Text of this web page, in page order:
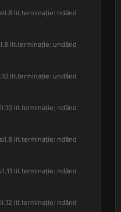
8 lit.terminație: ndând
8 lit.terminație: undând
10 lit.terminație: undând
10 lit.terminație: ndând
8 lit.terminație: ndând
11 lit.terminație: ndând
12 lit.terminație: ndând